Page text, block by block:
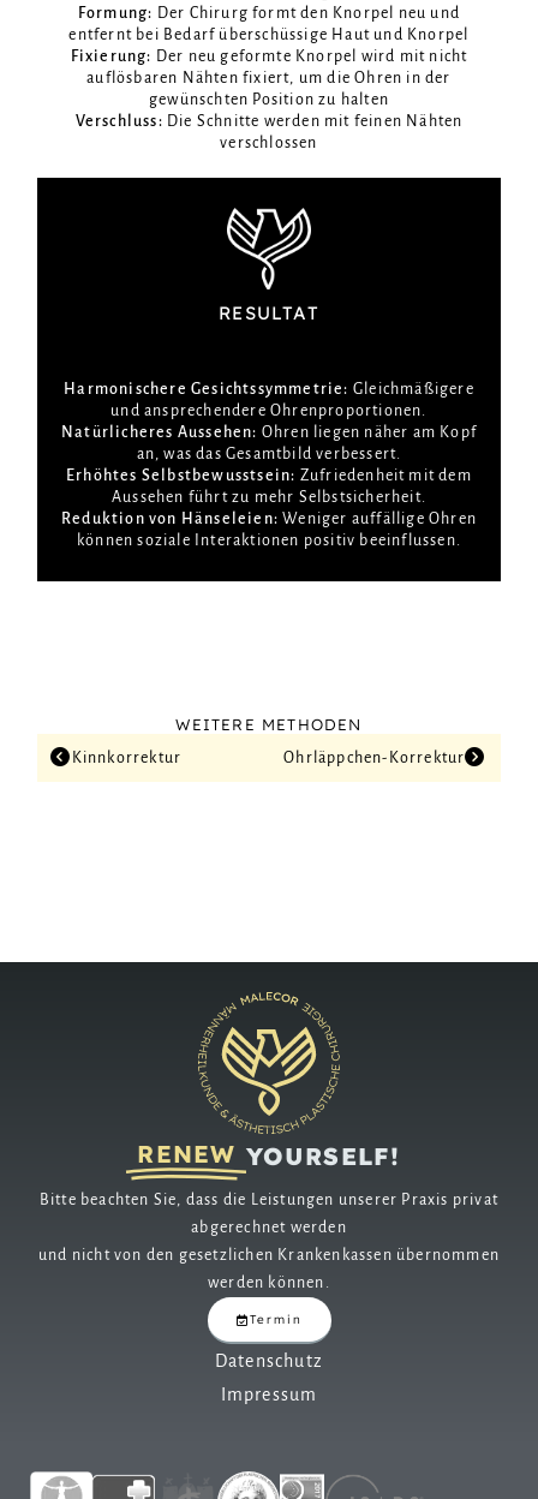
Formung: Der Chirurg formt den Knorpel neu und
entfernt bei Bedarf überschüssige Haut und Knorpel
Fixierung: Der neu geformte Knorpel wird mit nicht
auflösbaren Nähten fixiert, um die Ohren in der
gewünschten Position zu halten
Verschluss: Die Schnitte werden mit feinen Nähten
verschlossen
RESULTAT
Harmonischere Gesichtssymmetrie: Gleichmäßigere
und ansprechendere Ohrenproportionen.
Natürlicheres Aussehen: Ohren liegen näher am Kopf
an, was das Gesamtbild verbessert.
Erhöhtes Selbstbewusstsein: Zufriedenheit mit dem
Aussehen führt zu mehr Selbstsicherheit.
Reduktion von Hänseleien: Weniger auffällige Ohren
können soziale Interaktionen positiv beeinflussen.
WEITERE METHODEN
Kinn­korrektur Ohrläppchen-Korrektur
RENEW YOURSELF!
Bitte beachten Sie, dass die Leistungen unserer Praxis privat
abgerechnet werden
und nicht von den gesetzlichen Krankenkassen übernommen
werden können.
Termin
Datenschutz
Impressum